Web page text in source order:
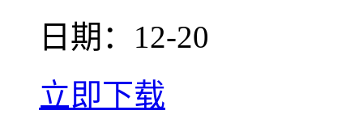
日期：12-20
立即下载